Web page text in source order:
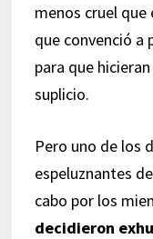
menos cruel que
que convenció a
para que
suplicio.
Pero uno de los
espeluznantes
cabo por los
decidieron